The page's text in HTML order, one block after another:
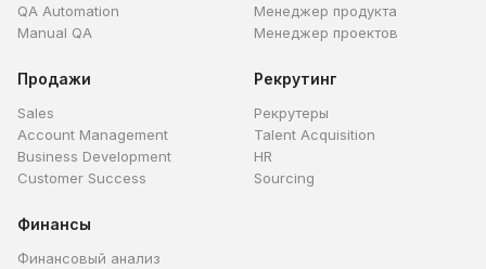
QA Automation
Manual QA
Менеджер продукта
Менеджер проектов
Продажи
Sales
Account Management
Business Development
Customer Success
Рекрутинг
Рекрутеры
Talent Acquisition
HR
Sourcing
Финансы
Финансовый анализ